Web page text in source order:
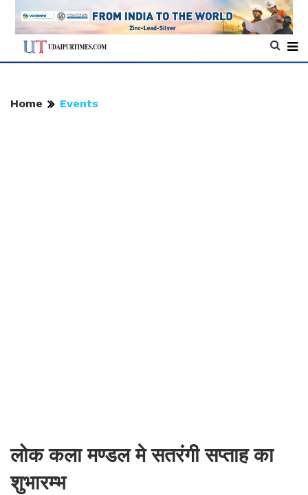
Home Events
लोक कला मण्डल मे सतरंगी सप्ताह का
शुभारम्भ